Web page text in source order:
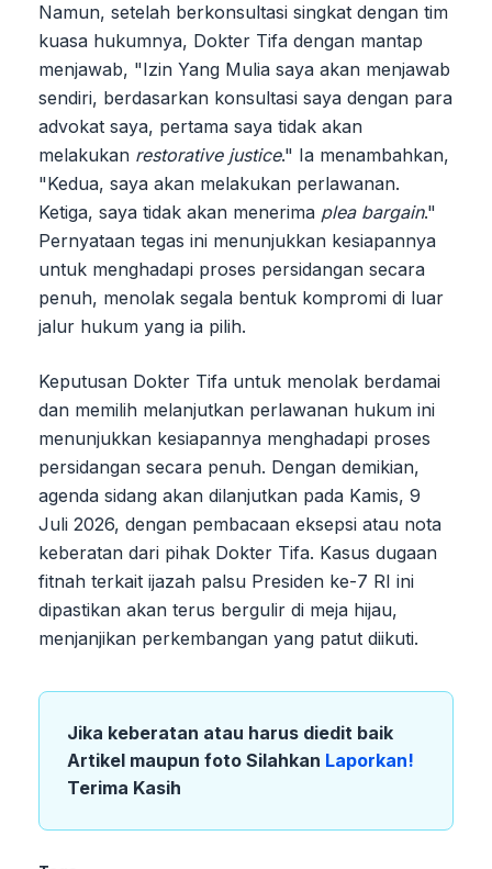
Namun, setelah berkonsultasi singkat dengan tim
kuasa hukumnya, Dokter Tifa dengan mantap
menjawab, "Izin Yang Mulia saya akan menjawab
sendiri, berdasarkan konsultasi saya dengan para
advokat saya, pertama saya tidak akan
melakukan restorative justice." Ia menambahkan,
"Kedua, saya akan melakukan perlawanan.
Ketiga, saya tidak akan menerima plea bargain."
Pernyataan tegas ini menunjukkan kesiapannya
untuk menghadapi proses persidangan secara
penuh, menolak segala bentuk kompromi di luar
jalur hukum yang ia pilih.
Keputusan Dokter Tifa untuk menolak berdamai
dan memilih melanjutkan perlawanan hukum ini
menunjukkan kesiapannya menghadapi proses
persidangan secara penuh. Dengan demikian,
agenda sidang akan dilanjutkan pada Kamis, 9
Juli 2026, dengan pembacaan eksepsi atau nota
keberatan dari pihak Dokter Tifa. Kasus dugaan
fitnah terkait ijazah palsu Presiden ke-7 RI ini
dipastikan akan terus bergulir di meja hijau,
menjanjikan perkembangan yang patut diikuti.
Jika keberatan atau harus diedit baik
Artikel maupun foto Silahkan Laporkan!
Terima Kasih